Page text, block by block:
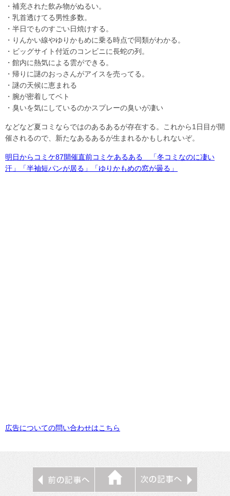
・補充された飲み物がぬるい。
・乳首透けてる男性多数。
・半日でものすごい日焼けする。
・りんかい線やゆりかもめに乗る時点で同類がわかる。
・ビッグサイト付近のコンビニに長蛇の列。
・館内に熱気による雲ができる。
・帰りに謎のおっさんがアイスを売ってる。
・謎の天候に恵まれる
・腕が密着してベト
・臭いを気にしているのかスプレーの臭いが凄い
などなど夏コミならではのあるあるが存在する。これから1日目が開
催されるので、新たなあるあるが生まれるかもしれないぞ。
明日からコミケ87開催直前コミケあるある 「冬コミなのに凄い
汗」「半袖短パンが居る」「ゆりかもめの窓が曇る」
広告についての問い合わせはこちら